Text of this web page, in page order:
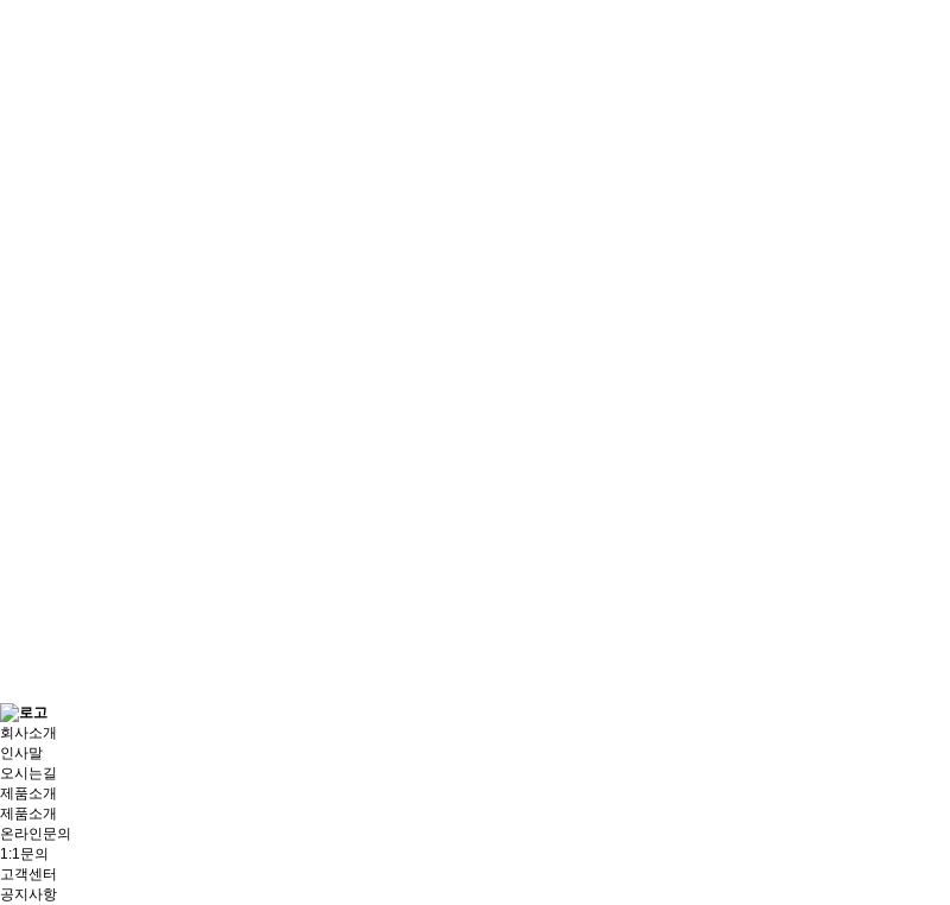
회사소개
인사말
오시는길
제품소개
제품소개
온라인문의
1:1문의
고객센터
공지사항